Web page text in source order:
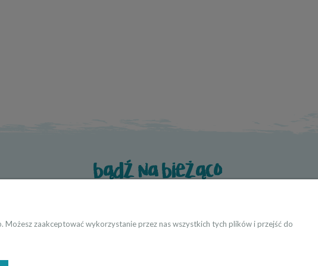
i twórcy
bądź na bieżąco
zaakceptować wykorzystanie przez nas wszystkich tych plików i przejść do